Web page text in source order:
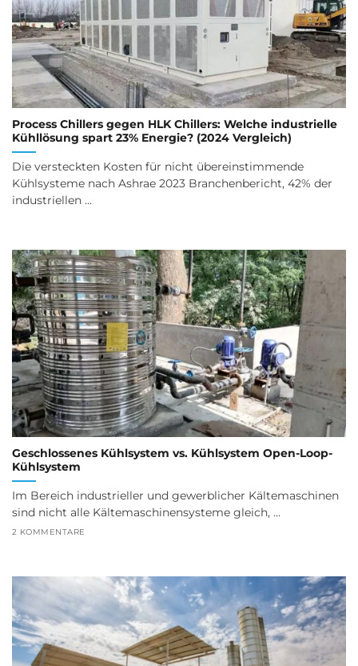
Process Chillers gegen HLK Chillers: Welche industrielle
Kühllösung spart 23% Energie? (2024 Vergleich)
Die versteckten Kosten für nicht übereinstimmende
Kühlsysteme nach Ashrae 2023 Branchenbericht, 42% der
industriellen ...
Geschlossenes Kühlsystem vs. Kühlsystem Open-Loop-
Kühlsystem
Im Bereich industrieller und gewerblicher Kältemaschinen
sind nicht alle Kältemaschinensysteme gleich, ...
2 KOMMENTARE